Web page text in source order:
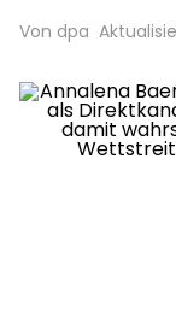
Von dpa